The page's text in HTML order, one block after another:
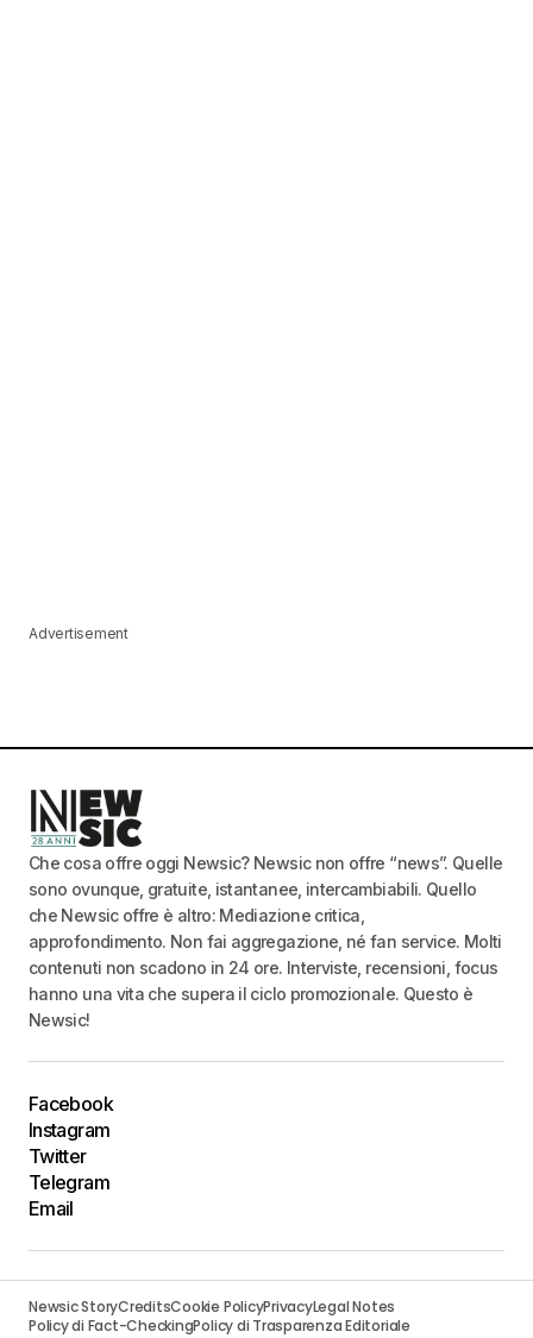
Advertisement
Che cosa offre oggi Newsic? Newsic non offre “news”. Quelle
sono ovunque, gratuite, istantanee, intercambiabili. Quello
che Newsic offre è altro: Mediazione critica,
approfondimento. Non fai aggregazione, né fan service. Molti
contenuti non scadono in 24 ore. Interviste, recensioni, focus
hanno una vita che supera il ciclo promozionale. Questo è
Newsic!
Facebook
Instagram
Twitter
Telegram
Email
Newsic StoryCreditsCookie PolicyPrivacyLegal Notes
Policy di Fact-CheckingPolicy di Trasparenza Editoriale